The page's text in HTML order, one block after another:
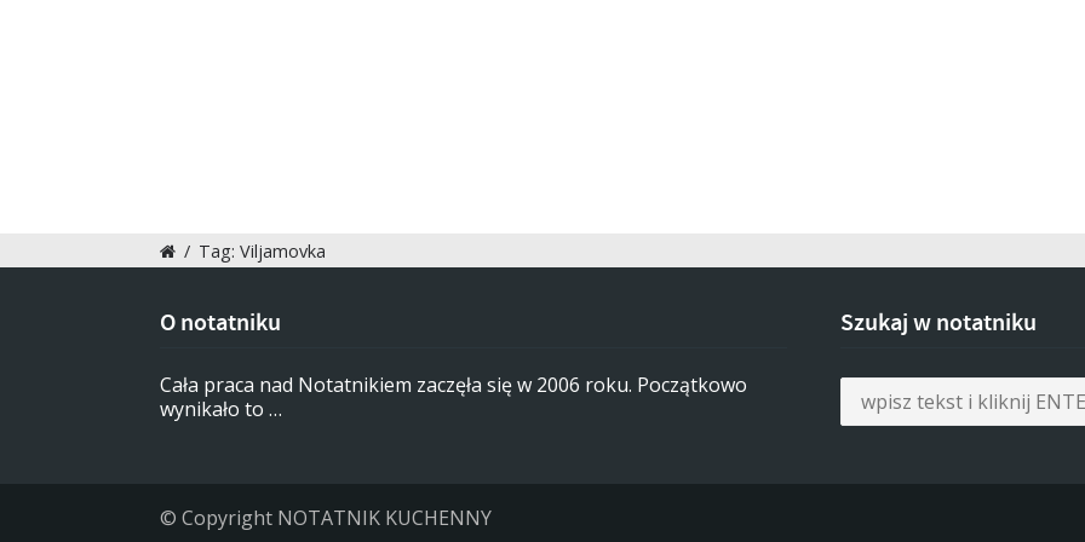
/ Tag: Viljamovka
O notatniku
Cała praca nad Notatnikiem zaczęła się w 2006 roku. Początkowo
wynikało to …
Szukaj w notatniku
© Copyright NOTATNIK KUCHENNY